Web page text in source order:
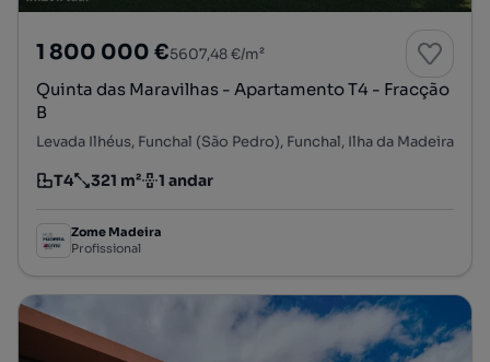
1 800 000 €5607,48 €/m²
Quinta das Maravilhas - Apartamento T4 - Fracção
B
Levada Ilhéus, Funchal (São Pedro), Funchal, Ilha da Madeira
Tipologia
T4
Preço por metro quadrado
321 m²
Andar 1 andar
Zome Madeira
Profissional